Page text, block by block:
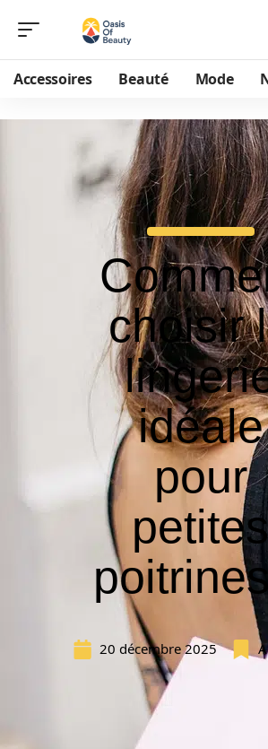
Accessoires Beauté Mode
choisir
idéale
pour
20 décembre 2025